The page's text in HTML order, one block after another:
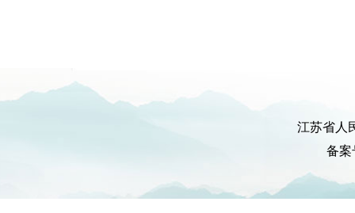
江苏省人
备案